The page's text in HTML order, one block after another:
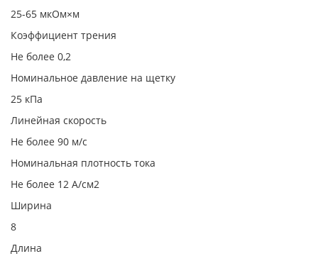
25-65 мкОм×м
Коэффициент трения
Не более 0,2
Номинальное давление на щетку
25 кПа
Линейная скорость
Не более 90 м/с
Номинальная плотность тока
Не более 12 А/см2
Ширина
8
Длина